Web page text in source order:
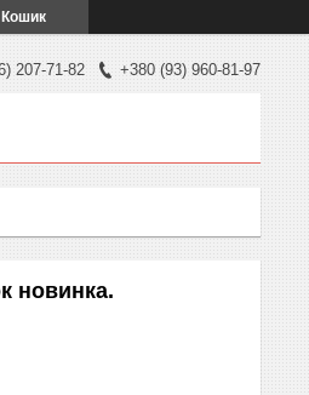
Кошик
207-71-82 +380 (93) 960-81-97
новинка.